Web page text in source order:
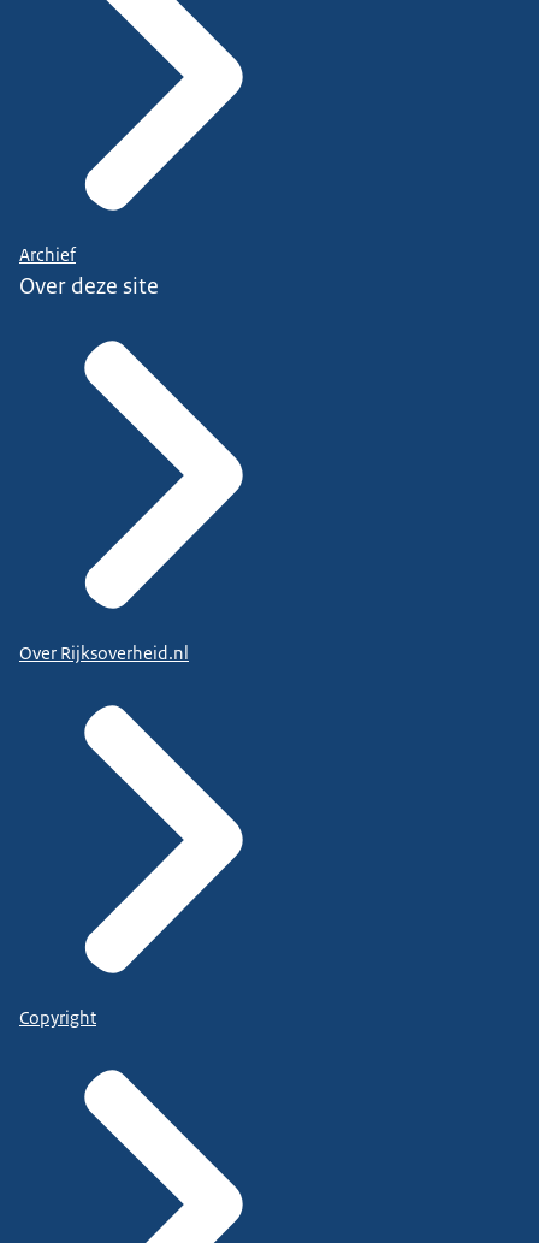
Archief
Over deze site
Over Rijksoverheid.nl
Copyright